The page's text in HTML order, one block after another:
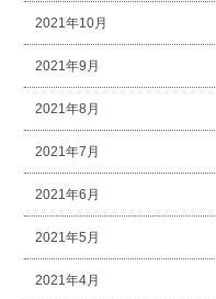
2021年10月
2021年9月
2021年8月
2021年7月
2021年6月
2021年5月
2021年4月